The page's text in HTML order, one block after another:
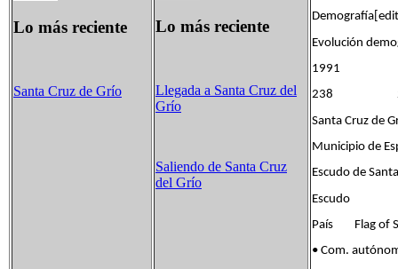
Lo más reciente
Santa Cruz de Grío
Lo más reciente
Llegada a Santa Cruz del
Grío
Saliendo de Santa Cruz
del Grío
Evolución
1991
238
Santa Cruz de
Municipio de
Escudo de
Escudo
País Flag of
• Com.